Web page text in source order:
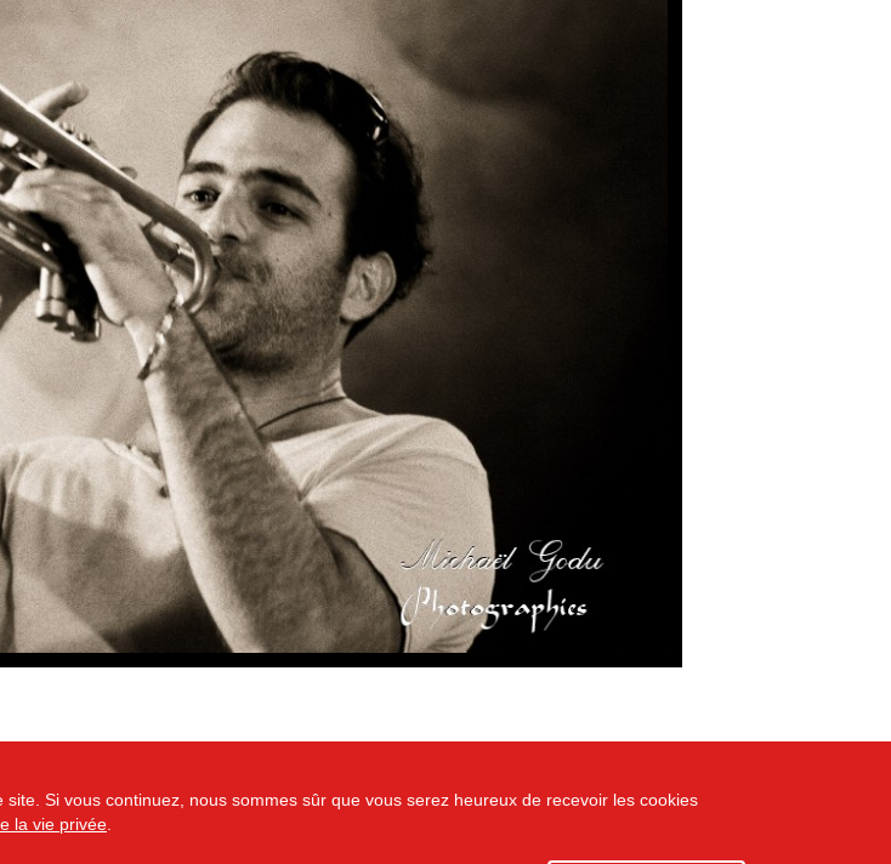
Si vous continuez, nous sommes sûr que vous serez heureux de recevoir les cookies
la vie privée